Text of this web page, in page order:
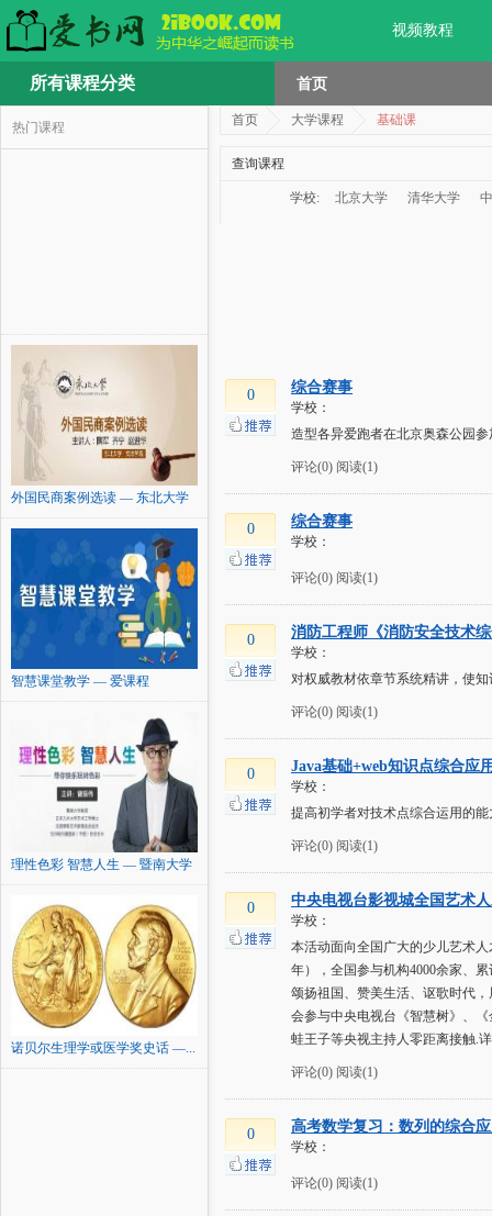
视频教程
所有课程分类 首页
热门课程
外国民商案例选读 — 东北大学
智慧课堂教学 — 爱课程
理性色彩 智慧人生 — 暨南大学
诺贝尔生理学或医学奖史话 —...
首页 大学课程 基础课
查询课程
学校: 北京大学 清华大学
0 综合赛事
学校：
造型各异爱跑者在北京奥森公园
评论(0) 阅读(1)
0 综合赛事
学校：
评论(0) 阅读(1)
0 消防工程师《消防安全技术
学校：
对权威教材依章节系统精讲，使
评论(0) 阅读(1)
0 Java基础+web知识点综合应
学校：
提高初学者对技术点综合运用的
评论(0) 阅读(1)
0 中央电视台影视城全国艺术
学校：
本活动面向全国广大的少儿艺术
年），全国参与机构4000余家、
颂扬祖国、赞美生活、讴歌时代
会参与中央电视台《智慧树》、
蛙王子等央视主持人零距离接触.
评论(0) 阅读(1)
0 高考数学复习：数列的综合
学校：
评论(0) 阅读(1)